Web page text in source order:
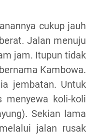
cukup jauh
Jalan menuju
jam. Itupun tidak
Kambowa.
jembatan. Untuk
menyewa koli-koli
Sekian lama
jalan rusak